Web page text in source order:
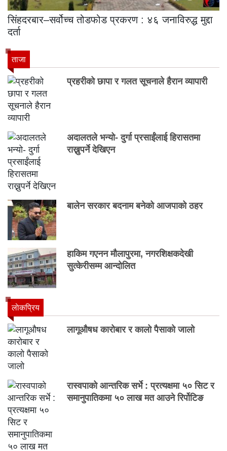
सिंहदरबार–सर्वोच्च तोडफोड प्रकरण : ४६ जनाविरुद्ध मुद्दा
दर्ता
ताजा
प्रहरीको छापा र गलत सूचनाले हैरान व्यापारी
अदालतले भन्यो- दुर्गा प्रसाईंलाई हिरासतमा
राख्नुपर्ने देखिएन
बालेन सरकार बदनाम बनेको आजपाको ठहर
हाकिम गएनन मौलापुरमा, नगरशिक्षकदेखी
सुत्केरीसम्म आन्दोलित
लाेकप्रिय
लागूऔषध कारोबार र कालो पैसाको जालो
रास्वपाको आन्तरिक सर्भे : प्रत्यक्षमा ५० सिट र
समानुपातिकमा ५० लाख मत आउने रिर्पोटिङ